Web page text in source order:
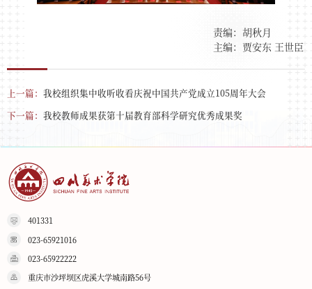
责编：胡秋月
主编：贾安东 王世臣
上一篇： 我校组织集中收听收看庆祝中国共产党成立105周年大会
下一篇： 我校教师成果获第十届教育部科学研究优秀成果奖
401331
023-65921016
023-65922222
重庆市沙坪坝区虎溪大学城南路56号